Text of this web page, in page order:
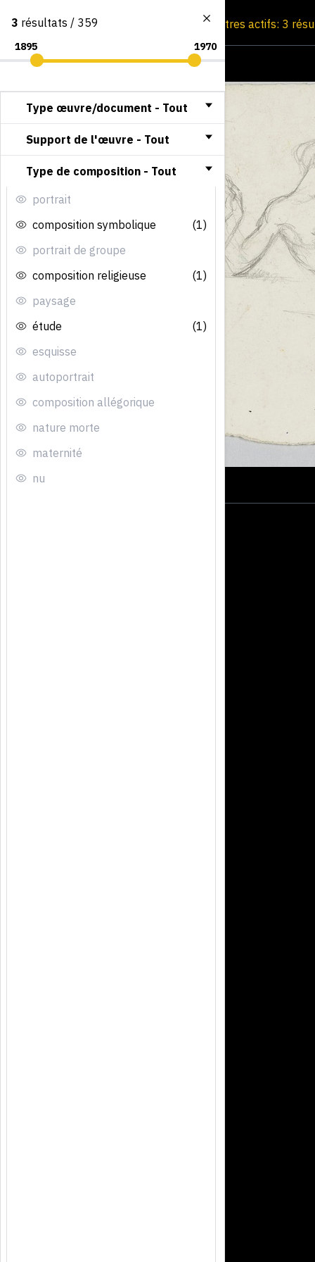
Consultation par image Filtres actifs: 3
3 résultats / 359
Type œuvre/document - Tout
Support de l'œuvre - Tout
Type de composition - Tout
portrait
composition symbolique
(1)
portrait de groupe
composition religieuse
(1)
paysage
étude
(1)
esquisse
autoportrait
composition allégorique
nature morte
maternité
nu